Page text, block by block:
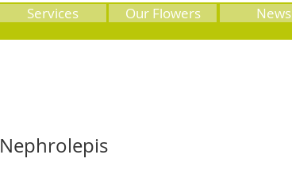
Services Our Flowers News
Nephrolepis